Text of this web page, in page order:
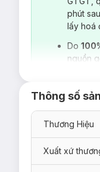
phút
lấy hoá
Do
nguồn
Thông số
Thương Hiệu
Xuất xứ